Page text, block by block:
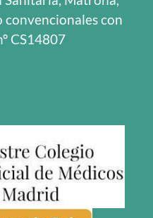
convencionales con
CS14807